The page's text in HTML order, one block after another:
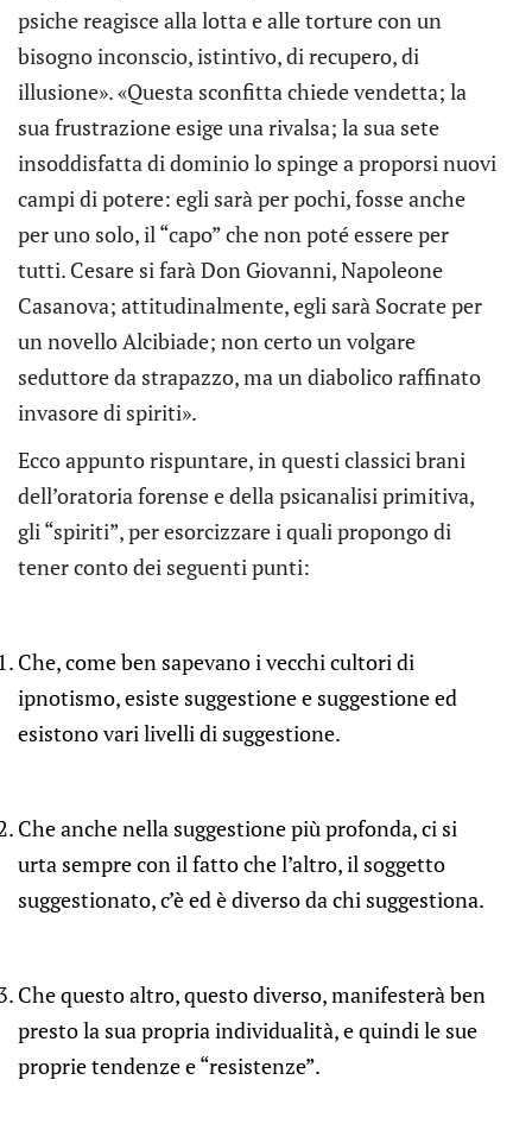
psiche reagisce alla lotta e alle torture con un
bisogno inconscio, istintivo, di recupero, di
illusione». «Questa sconfitta chiede vendetta; la
sua frustrazione esige una rivalsa; la sua sete
insoddisfatta di dominio lo spinge a proporsi nuovi
campi di potere: egli sarà per pochi, fosse anche
per uno solo, il “capo” che non poté essere per
tutti. Cesare si farà Don Giovanni, Napoleone
Casanova; attitudinalmente, egli sarà Socrate per
un novello Alcibiade; non certo un volgare
seduttore da strapazzo, ma un diabolico raffinato
invasore di spiriti».
Ecco appunto rispuntare, in questi classici brani
dell’oratoria forense e della psicanalisi primitiva,
gli “spiriti”, per esorcizzare i quali propongo di
tener conto dei seguenti punti:
Che, come ben sapevano i vecchi cultori di
ipnotismo, esiste suggestione e suggestione ed
esistono vari livelli di suggestione.
Che anche nella suggestione più profonda, ci si
urta sempre con il fatto che l’altro, il soggetto
suggestionato, c’è ed è diverso da chi suggestiona.
Che questo altro, questo diverso, manifesterà ben
presto la sua propria individualità, e quindi le sue
proprie tendenze e “resistenze”.